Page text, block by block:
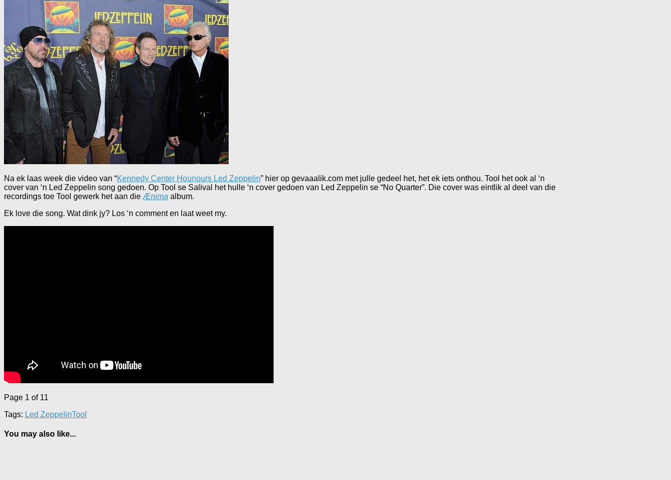
Na ek laas week die video van “Kennedy Center Hounours Led Zeppelin” hier op gevaaalik.com met julle gedeel het, het ek iets onthou. Tool het ook al ‘n
cover van ‘n Led Zeppelin song gedoen. Op Tool se Salival het hulle ‘n cover gedoen van Led Zeppelin se “No Quarter”. Die cover was eintlik al deel van die
recordings toe Tool gewerk het aan die Ænima album.
Ek love die song. Wat dink jy? Los ‘n comment en laat weet my.
Page 1 of 11
Tags: Led ZeppelinTool
You may also like...